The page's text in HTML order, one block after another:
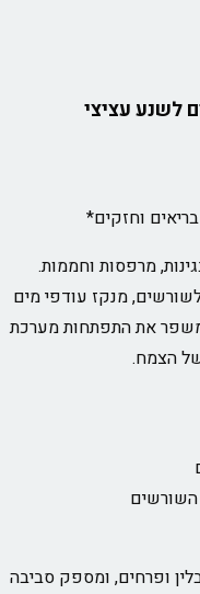
לשנע עציצי
וחזקים*
מרפסות וחממות.
מנקז עודפי מים
משפר את התפתחות מערכת
הצמח.
ופרחים, ומספק סביבה